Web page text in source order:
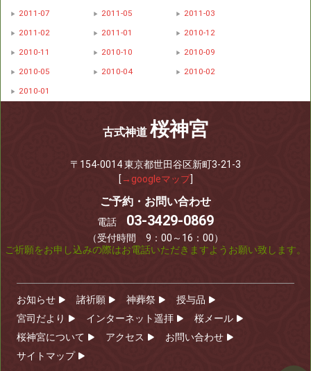
2011-07
2011-05
2011-03
2011-02
2011-01
2010-12
2010-11
2010-10
2010-09
2010-05
2010-04
2010-02
2010-01
古式神道 桜神宮
〒154-0014 東京都世田谷区新町3-21-3
[ →googleマップ]
ご予約・お問い合わせ
電話 03-3429-0869
（受付時間 9：00～16：00）
ご祈願をお申し込みの際はお電話いただきますようお願い致します。
お知らせ 諸祈願 神葬祭
授与品
宮司だより
インターネット遥拝
桜メール
桜神宮について
アクセス
お問い合わせ
サイトマップ